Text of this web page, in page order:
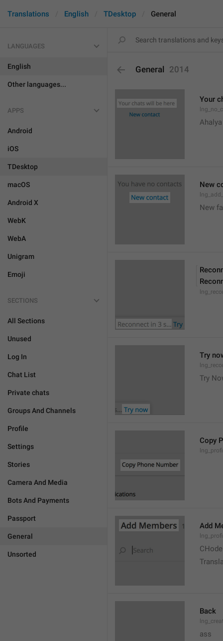
Translations English TDesktop General
LANGUAGES
English
Other languages...
APPS
Android
iOS
TDesktop
macOS
Android X
WebK
WebA
Unigram
Emoji
SECTIONS
All Sections
Unused
Log In
Chat List
Private chats
Groups And Channels
Profile
Settings
Stories
Camera And Media
Bots And Payments
Passport
General
Unsorted
General 2014
Your
New
New
Try
Try
Copy
Add
Back
ass